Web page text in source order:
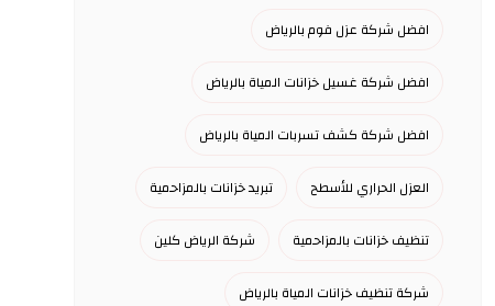
افضل شركة عزل فوم بالرياض
افضل شركة غسيل خزانات المياة بالرياض
افضل شركة كشف تسربات المياة بالرياض
العزل الحراري للأسطح تبريد خزانات بالمزاحمية
تنظيف خزانات بالمزاحمية شركة الرياض كلين
شركة تنظيف خزانات المياة بالرياض